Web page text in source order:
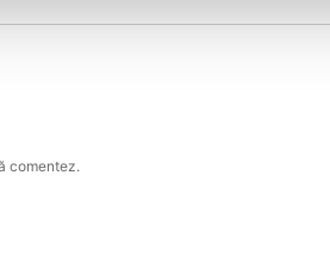
comentez.